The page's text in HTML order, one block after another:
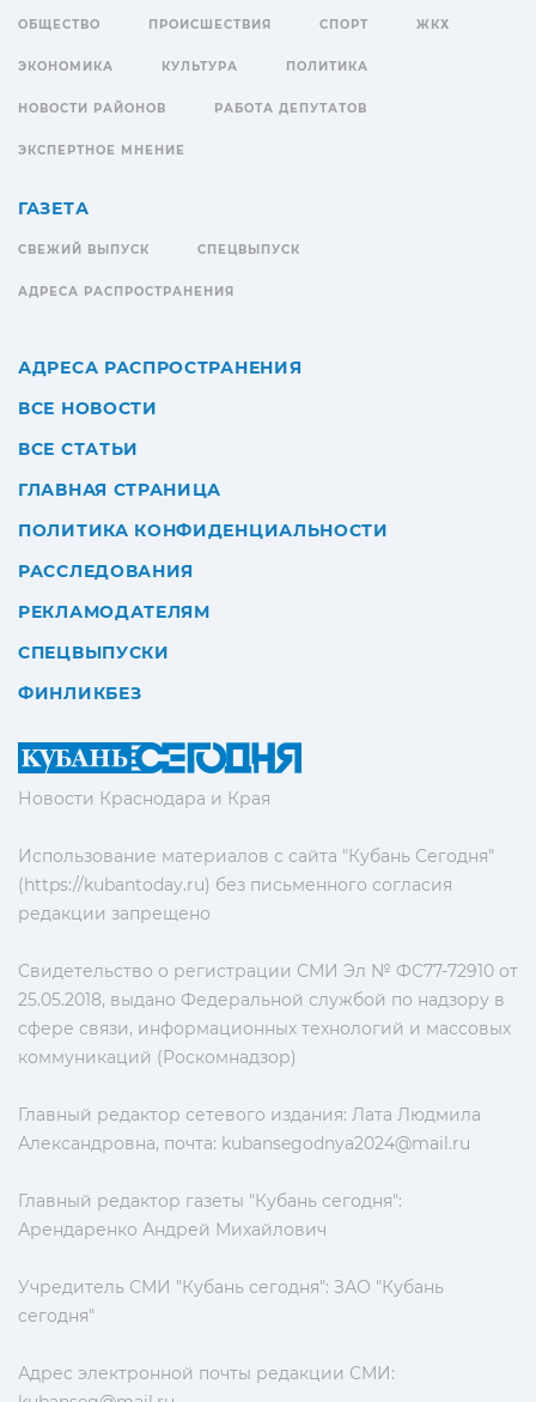
Новости Краснодара и Края
Использование материалов с сайта "Кубань Сегодня"
(https://kubantoday.ru) без письменного согласия
редакции запрещено
Свидетельство о регистрации СМИ Эл № ФС77-72910 от
25.05.2018, выдано Федеральной службой по надзору в
сфере связи, информационных технологий и массовых
коммуникаций (Роскомнадзор)
Главный редактор сетевого издания: Лата Людмила
Александровна, почта: kubansegodnya2024@mail.ru
Главный редактор газеты "Кубань сегодня":
Арендаренко Андрей Михайлович
Учредитель СМИ "Кубань сегодня": ЗАО "Кубань
сегодня"
Адрес электронной почты редакции СМИ:
ОБЩЕСТВО ПРОИСШЕСТВИЯ СПОРТ ЖКХ
ЭКОНОМИКА КУЛЬТУРА ПОЛИТИКА
НОВОСТИ РАЙОНОВ РАБОТА ДЕПУТАТОВ
ЭКСПЕРТНОЕ МНЕНИЕ
ГАЗЕТА
СВЕЖИЙ ВЫПУСК СПЕЦВЫПУСК
АДРЕСА РАСПРОСТРАНЕНИЯ
АДРЕСА РАСПРОСТРАНЕНИЯ
ВСЕ НОВОСТИ
ВСЕ СТАТЬИ
ГЛАВНАЯ СТРАНИЦА
ПОЛИТИКА КОНФИДЕНЦИАЛЬНОСТИ
РАССЛЕДОВАНИЯ
РЕКЛАМОДАТЕЛЯМ
СПЕЦВЫПУСКИ
ФИНЛИКБЕЗ